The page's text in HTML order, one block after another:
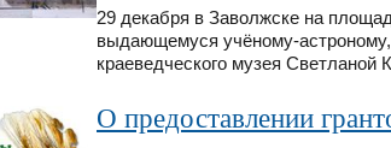
29 декабря в Заволжске на
выдающемуся учёному-астроному,
краеведческого музея Светланой
О предоставлении